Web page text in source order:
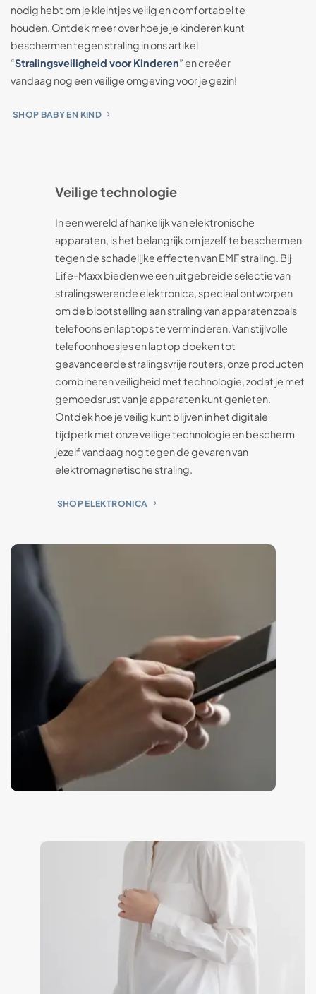
nodig hebt om je kleintjes veilig en comfortabel te
houden. Ontdek meer over hoe je je kinderen kunt
beschermen tegen straling in ons artikel
“Stralingsveiligheid voor Kinderen” en creëer
vandaag nog een veilige omgeving voor je gezin!
SHOP BABY EN KIND
Veilige technologie
In een wereld afhankelijk van elektronische
apparaten, is het belangrijk om jezelf te beschermen
tegen de schadelijke effecten van EMF straling. Bij
Life-Maxx bieden we een uitgebreide selectie van
stralingswerende elektronica, speciaal ontworpen
om de blootstelling aan straling van apparaten zoals
telefoons en laptops te verminderen. Van stijlvolle
telefoonhoesjes en laptop doeken tot
geavanceerde stralingsvrije routers, onze producten
combineren veiligheid met technologie, zodat je met
gemoedsrust van je apparaten kunt genieten.
Ontdek hoe je veilig kunt blijven in het digitale
tijdperk met onze veilige technologie en bescherm
jezelf vandaag nog tegen de gevaren van
elektromagnetische straling.
SHOP ELEKTRONICA